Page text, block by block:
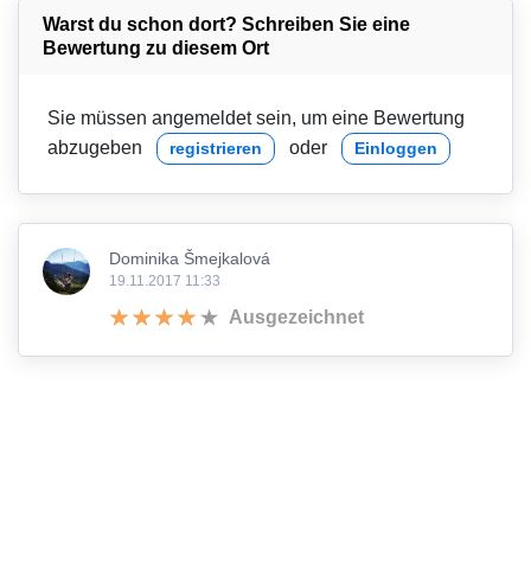
Warst du schon dort? Schreiben Sie eine
Bewertung zu diesem Ort
Sie müssen angemeldet sein, um eine Bewertung
abzugeben
registrieren oder Einloggen
Dominika Šmejkalová
19.11.2017 11:33
Ausgezeichnet